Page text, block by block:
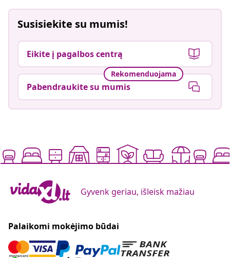
Susisiekite su mumis!
Eikite į pagalbos centrą
Rekomenduojama
Pabendraukite su mumis
Gyvenk geriau, išleisk mažiau
Palaikomi mokėjimo būdai